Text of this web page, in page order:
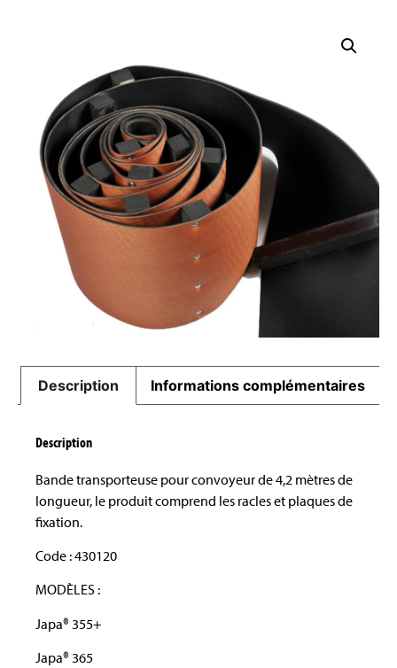
Description Informations complémentaires
Description
Bande transporteuse pour convoyeur de 4,2 mètres de
longueur, le produit comprend les racles et plaques de
fixation.
Code : 430120
MODÈLES :
Japa® 355+
Japa® 365